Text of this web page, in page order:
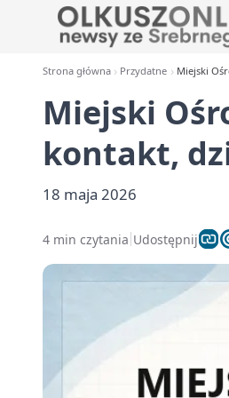
Strona główna Przydatne Miejski
Miejski
kontakt,
18 maja 2026
4 min czytania Udostępnij